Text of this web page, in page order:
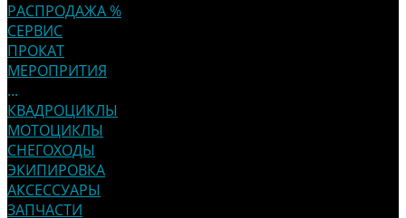
РАСПРОДАЖА %
СЕРВИС
ПРОКАТ
МЕРОПРИТИЯ
...
КВАДРОЦИКЛЫ
МОТОЦИКЛЫ
СНЕГОХОДЫ
ЭКИПИРОВКА
АКСЕССУАРЫ
ЗАПЧАСТИ